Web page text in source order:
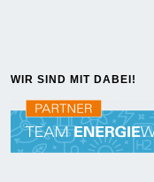
WIR SIND MIT DABEI!